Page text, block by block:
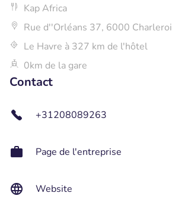
Kap Africa
Rue d''Orléans 37, 6000 Charleroi
Le Havre à 327 km de l'hôtel
0km de la gare
Contact
+31208089263
Page de l'entreprise
Website